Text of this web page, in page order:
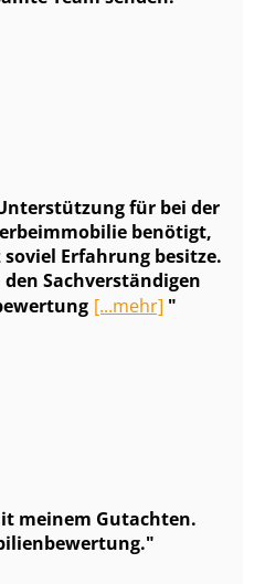
für bei der
benötigt,
Erfahrung besitze.
Sach­ver­stän­di­gen
[...mehr]
meinem Gutachten.